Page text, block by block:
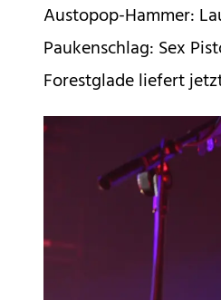
Austopop-Hammer:
Paukenschlag: Sex
Forestglade liefert